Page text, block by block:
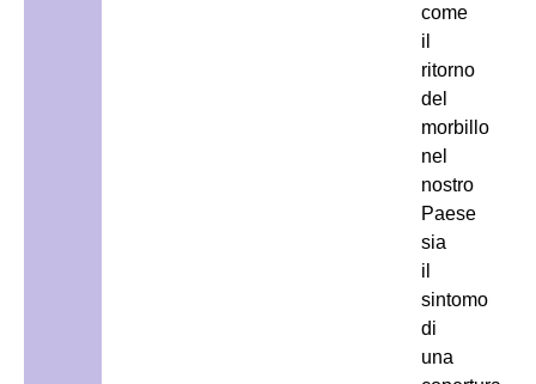
come
il
ritorno
del
morbillo
nel
nostro
Paese
sia
il
sintomo
di
una